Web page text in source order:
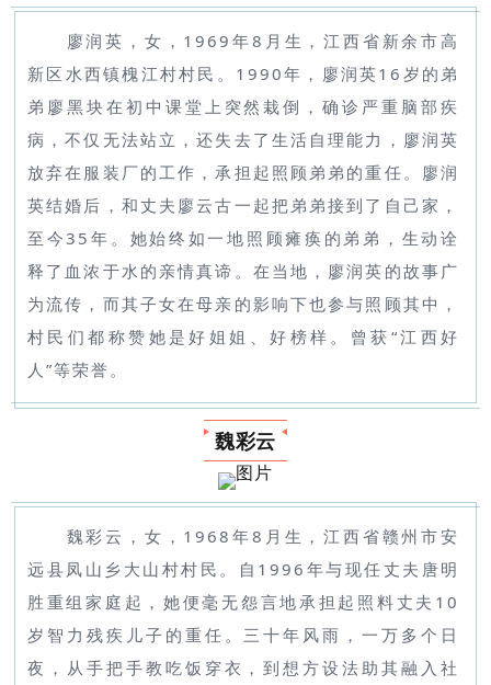
廖润英，女，1969年8月生，江西省新余市高
新区水西镇槐江村村民。1990年，廖润英16岁的弟
弟廖黑块在初中课堂上突然栽倒，确诊严重脑部疾
病，不仅无法站立，还失去了生活自理能力，廖润英
放弃在服装厂的工作，承担起照顾弟弟的重任。廖润
英结婚后，和丈夫廖云古一起把弟弟接到了自己家，
至今35年。她始终如一地照顾瘫痪的弟弟，生动诠
释了血浓于水的亲情真谛。在当地，廖润英的故事广
为流传，而其子女在母亲的影响下也参与照顾其中，
村民们都称赞她是好姐姐、好榜样。曾获“江西好
人”等荣誉。
魏彩云
魏彩云，女，1968年8月生，江西省赣州市安
远县凤山乡大山村村民。自1996年与现任丈夫唐明
胜重组家庭起，她便毫无怨言地承担起照料丈夫10
岁智力残疾儿子的重任。三十年风雨，一万多个日
夜，从手把手教吃饭穿衣，到想方设法助其融入社